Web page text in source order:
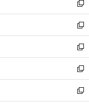
く
ド
ウ
で
開
く
ィ
ン
ド
ウ
で
開
く
い
ウ
ィ
ン
ド
ウ
で
開
く
新
し
い
ウ
ィ
ン
ド
ウ
で
開
新
し
い
ウ
ィ
ン
ド
ウ
新
し
い
ウ
ィ
ン
新
し
い
ウ
新
し